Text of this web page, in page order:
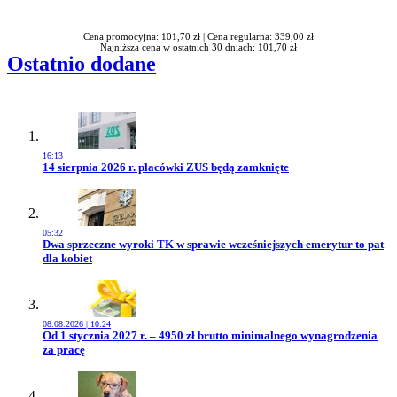
Cena promocyjna: 101,70 zł | Cena regularna: 339,00 zł
Najniższa cena w ostatnich 30 dniach: 101,70 zł
Ostatnio dodane
16:13
Przejdź do artykułu:
14 sierpnia 2026 r. placówki ZUS będą zamknięte
05:32
Przejdź do artykułu:
Dwa sprzeczne wyroki TK w sprawie wcześniejszych emerytur to pat
dla kobiet
08.08.2026 | 10:24
Przejdź do artykułu:
Od 1 stycznia 2027 r. – 4950 zł brutto minimalnego wynagrodzenia
za pracę